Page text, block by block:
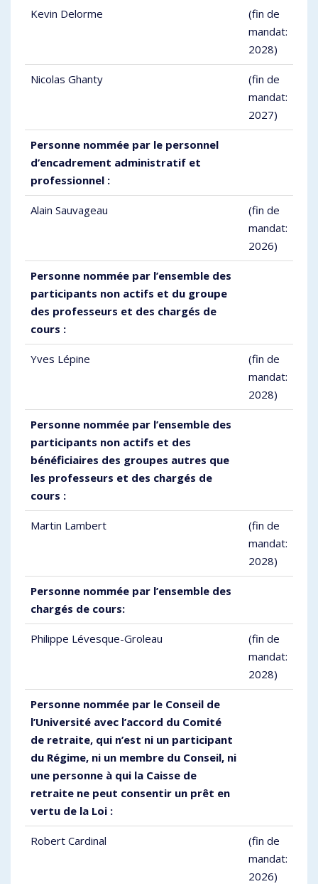
Kevin Delorme
(fin de
mandat:
2028)
Nicolas Ghanty
(fin de
mandat:
2027)
Personne nommée par le personnel
d’encadrement administratif et
professionnel :
Alain Sauvageau
(fin de
mandat:
2026)
Personne nommée par l’ensemble des
participants non actifs et du groupe
des professeurs et des chargés de
cours :
Yves Lépine
(fin de
mandat:
2028)
Personne nommée par l’ensemble des
participants non actifs et des
bénéficiaires des groupes autres que
les professeurs et des chargés de
cours :
Martin Lambert
(fin de
mandat:
2028)
Personne nommée par l’ensemble des
chargés de cours:
Philippe Lévesque-Groleau
(fin de
mandat:
2028)
Personne nommée par le Conseil de
l’Université avec l’accord du Comité
de retraite, qui n’est ni un participant
du Régime, ni un membre du Conseil, ni
une personne à qui la Caisse de
retraite ne peut consentir un prêt en
vertu de la Loi :
Robert Cardinal
(fin de
mandat:
2026)